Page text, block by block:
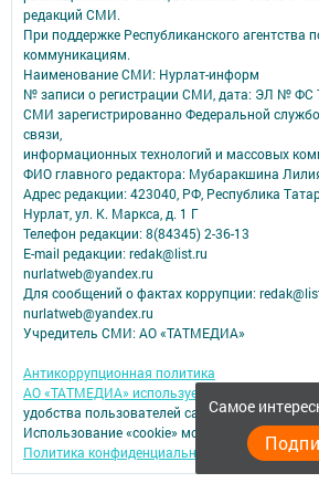
Самое
редакций СМИ.
При поддержке Республиканского агентства
коммуникациям.
Наименование СМИ: Нурлат-⁠информ
№ записи о регистрации СМИ, дата: ЭЛ № ФС
СМИ зарегистрированно Федеральной
связи,
информационных технологий и массовых
ФИО главного редактора: Мубаракшина
Адрес редакции: 423040, РФ, Республика
Нурлат, ул. К. Маркса, д. 1 Г
Телефон редакции: 8(84345) 2-36-13
E-mail редакции: redak@list.ru
nurlatweb@yandex.ru
Для сообщений о фактах коррупции:
nurlatweb@yandex.ru
Учредитель СМИ: АО «ТАТМЕДИА»
Антикоррупционная политика
АО «ТАТМЕДИА» использует «cookie»
для
удобства пользователей сайтом.
Использование «cookie» можно отменить в
Политика конфиденциальности